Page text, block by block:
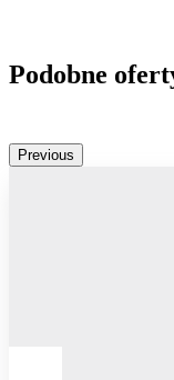
Podobne
Previous